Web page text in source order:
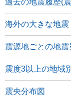
過去の地震履歴(
海外の大きな地震
震源地ごとの地震
震度3以上の地域
震央分布図